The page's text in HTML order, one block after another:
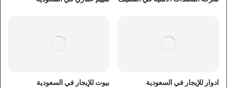
ادوار للإيجار في السعودية بيوت للإيجار في السعودية